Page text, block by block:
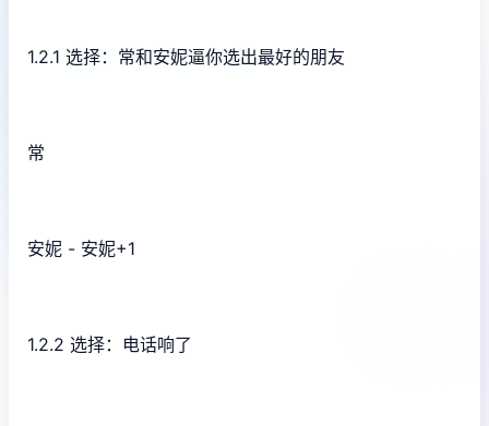
1.2.1 选择：常和安妮逼你选出最好的朋友
常
安妮 - 安妮+1
1.2.2 选择：电话响了